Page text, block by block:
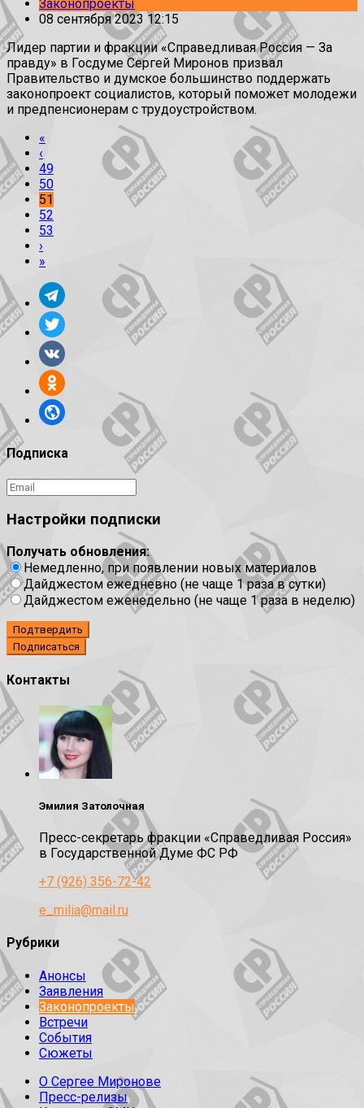
Законопроекты
08 сентября 2023 12:15
Лидер партии и фракции «Справедливая Россия — За
правду» в Госдуме Сергей Миронов призвал
Правительство и думское большинство поддержать
законопроект социалистов, который поможет молодежи
и предпенсионерам с трудоустройством.
«
‹
49
50
51
52
53
›
»
Подписка
Настройки подписки
Получать обновления:
Немедленно, при появлении новых материалов
Дайджестом ежедневно (не чаще 1 раза в сутки)
Дайджестом еженедельно (не чаще 1 раза в неделю)
Подтвердить
Контакты
Эмилия Затолочная
Пресс-секретарь фракции «Справедливая Россия»
в Государственной Думе ФС РФ
+7 (926) 356-72-42
e_milia@mail.ru
Рубрики
Анонсы
Заявления
Законопроекты
Встречи
События
Сюжеты
О Сергее Миронове
Пресс-релизы